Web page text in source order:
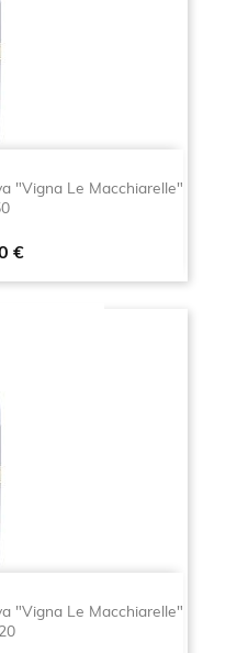
"Vigna Le Macchiarelle"
€
"Vigna Le Macchiarelle"